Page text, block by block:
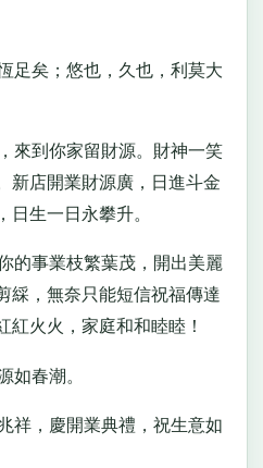
矣；悠也，久也，利莫大
到你家留財源。財神一笑
新店開業財源廣，日進斗金
日生一日永攀升。
事業枝繁葉茂，開出美麗
綵，無奈只能短信祝福傳達
紅火火，家庭和和睦睦！
春潮。
，慶開業典禮，祝生意如